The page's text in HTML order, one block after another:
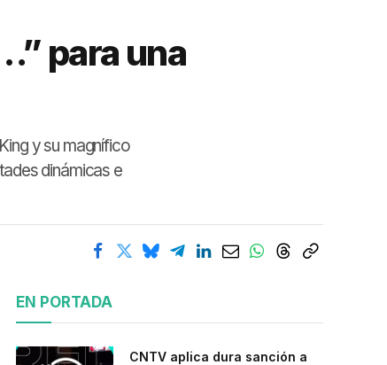
para una
y su magnífico
dinámicas e
EN PORTADA
CNTV aplica dura sanción a